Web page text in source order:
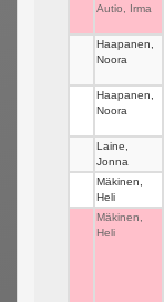
Autio, Irma
Haapanen,
Noora
Haapanen,
Noora
Laine,
Jonna
Mäkinen,
Heli
Mäkinen,
Heli